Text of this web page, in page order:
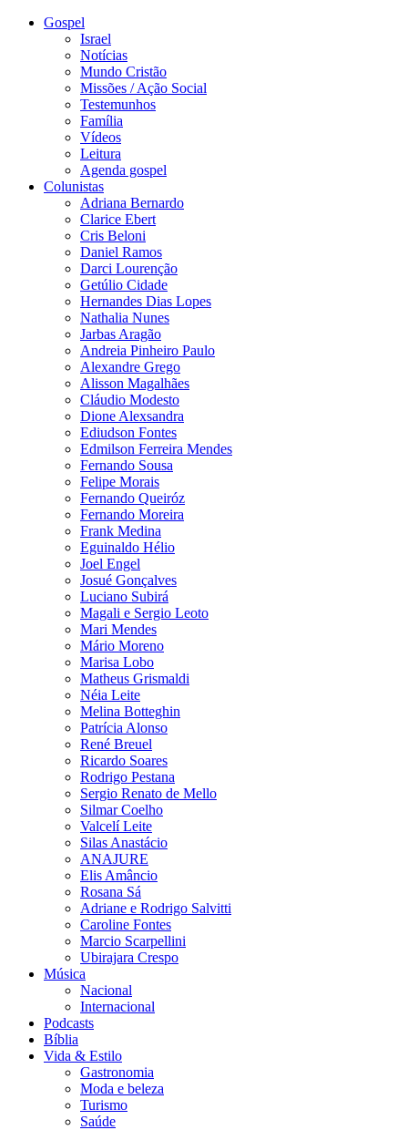
Gospel
Israel
Notícias
Mundo Cristão
Missões / Ação Social
Testemunhos
Família
Vídeos
Leitura
Agenda gospel
Colunistas
Adriana Bernardo
Clarice Ebert
Cris Beloni
Daniel Ramos
Darci Lourenção
Getúlio Cidade
Hernandes Dias Lopes
Nathalia Nunes
Jarbas Aragão
Andreia Pinheiro Paulo
Alexandre Grego
Alisson Magalhães
Cláudio Modesto
Dione Alexsandra
Ediudson Fontes
Edmilson Ferreira Mendes
Fernando Sousa
Felipe Morais
Fernando Queiróz
Fernando Moreira
Frank Medina
Eguinaldo Hélio
Joel Engel
Josué Gonçalves
Luciano Subirá
Magali e Sergio Leoto
Mari Mendes
Mário Moreno
Marisa Lobo
Matheus Grismaldi
Néia Leite
Melina Botteghin
Patrícia Alonso
René Breuel
Ricardo Soares
Rodrigo Pestana
Sergio Renato de Mello
Silmar Coelho
Valcelí Leite
Silas Anastácio
ANAJURE
Elis Amâncio
Rosana Sá
Adriane e Rodrigo Salvitti
Caroline Fontes
Marcio Scarpellini
Ubirajara Crespo
Música
Nacional
Internacional
Podcasts
Bíblia
Vida & Estilo
Gastronomia
Moda e beleza
Turismo
Saúde